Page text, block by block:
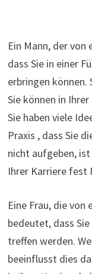
Ein Mann, der
dass Sie in einer
erbringen können.
Sie können in
Sie haben viele
Praxis , dass Sie
nicht aufgeben,
Ihrer Karriere fest
Eine Frau, die
bedeutet, dass
treffen werden.
beeinflusst dies